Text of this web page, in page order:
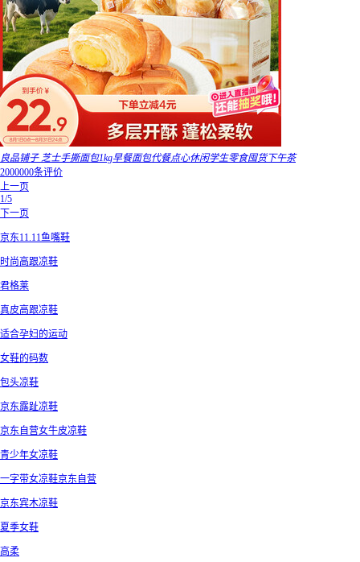
良品铺子 芝士手撕面包1kg早餐面包代餐点心休闲学生零食囤货下午茶
2000000条评价
上一页
1/5
下一页
京东11.11鱼嘴鞋
时尚高跟凉鞋
君格莱
真皮高跟凉鞋
适合孕妇的运动
女鞋的码数
包头凉鞋
京东露趾凉鞋
京东自营女牛皮凉鞋
青少年女凉鞋
一字带女凉鞋京东自营
京东宾木凉鞋
夏季女鞋
高柔